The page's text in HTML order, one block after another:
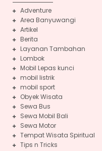
Adventure
Area Banyuwangi
Artikel
Berita
Layanan Tambahan
Lombok
Mobil Lepas kunci
mobil listrik
mobil sport
Obyek Wisata
Sewa Bus
Sewa Mobil Bali
Sewa Motor
Tempat Wisata Spiritual
Tips n Tricks